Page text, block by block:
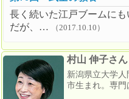
長く続いた江戸ブームに
だが、…
（2017.10.10）
村山 伸子さん
新潟県立大学
市生まれ。専門